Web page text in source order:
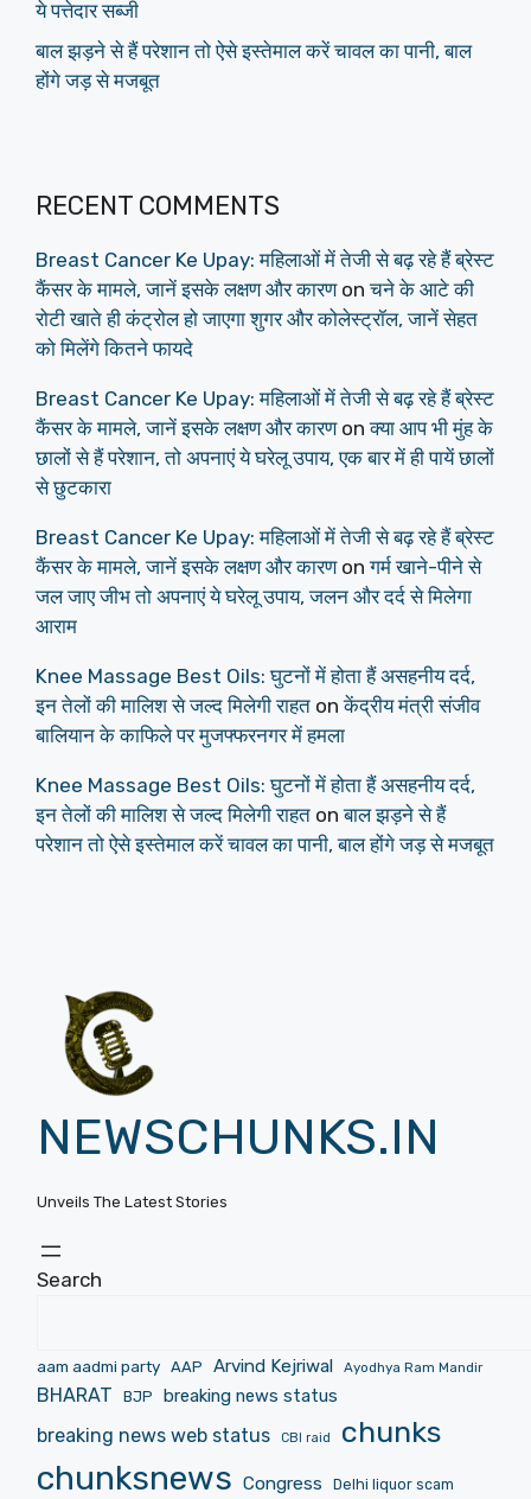
ये पत्तेदार सब्जी
बाल झड़ने से हैं परेशान तो ऐसे इस्तेमाल करें चावल का पानी, बाल
होंगे जड़ से मजबूत
RECENT COMMENTS
Breast Cancer Ke Upay: महिलाओं में तेजी से बढ़ रहे हैं ब्रेस्ट
कैंसर के मामले, जानें इसके लक्षण और कारणonचने के आटे की
रोटी खाते ही कंट्रोल हो जाएगा शुगर और कोलेस्ट्रॉल, जानें सेहत
को मिलेंगे कितने फायदे
Breast Cancer Ke Upay: महिलाओं में तेजी से बढ़ रहे हैं ब्रेस्ट
कैंसर के मामले, जानें इसके लक्षण और कारणonक्या आप भी मुंह के
छालों से हैं परेशान, तो अपनाएं ये घरेलू उपाय, एक बार में ही पायें छालों
से छुटकारा
Breast Cancer Ke Upay: महिलाओं में तेजी से बढ़ रहे हैं ब्रेस्ट
कैंसर के मामले, जानें इसके लक्षण और कारणonगर्म खाने-पीने से
जल जाए जीभ तो अपनाएं ये घरेलू उपाय, जलन और दर्द से मिलेगा
आराम
Knee Massage Best Oils: घुटनों में होता हैं असहनीय दर्द,
इन तेलों की मालिश से जल्द मिलेगी राहत onकेंद्रीय मंत्री संजीव
बालियान के काफिले पर मुजफ्फरनगर में हमला
Knee Massage Best Oils: घुटनों में होता हैं असहनीय दर्द,
इन तेलों की मालिश से जल्द मिलेगी राहत onबाल झड़ने से हैं
परेशान तो ऐसे इस्तेमाल करें चावल का पानी, बाल होंगे जड़ से मजबूत
NEWSCHUNKS.IN
Unveils The Latest Stories
Search
aam aadmi party AAP Arvind Kejriwal Ayodhya Ram Mandir
BHARAT BJP breaking news status
breaking news web status CBI raid chunks
chunksnews Congress
Delhi liquor scam